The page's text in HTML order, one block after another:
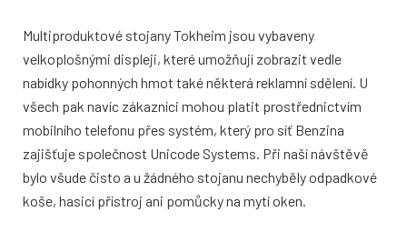
Multiproduktové stojany Tokheim jsou vybaveny
velkoplošnými displeji, které umožňují zobrazit vedle
nabídky pohonných hmot také některá reklamní sdělení. U
všech pak navíc zákazníci mohou platit prostřednictvím
mobilního telefonu přes systém, který pro síť Benzina
zajišťuje společnost Unicode Systems. Při naší návštěvě
bylo všude čisto a u žádného stojanu nechyběly odpadkové
koše, hasicí přístroj ani pomůcky na mytí oken.